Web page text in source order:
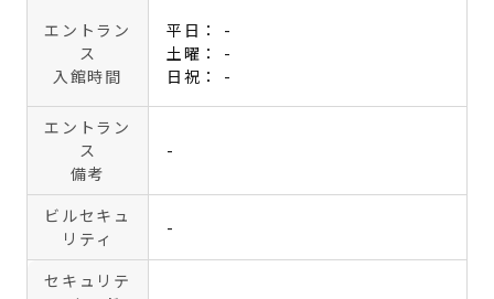
エントラン
ス
入館時間
平日： -
土曜： -
日祝： -
エントラン
ス
備考
-
ビルセキュ
リティ
-
セキュリテ